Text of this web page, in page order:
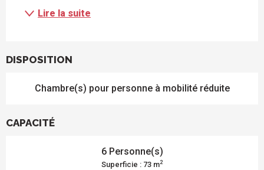
Lire la suite
DISPOSITION
Chambre(s) pour personne à mobilité réduite
CAPACITÉ
6 Personne(s)
Superficie : 73 m2